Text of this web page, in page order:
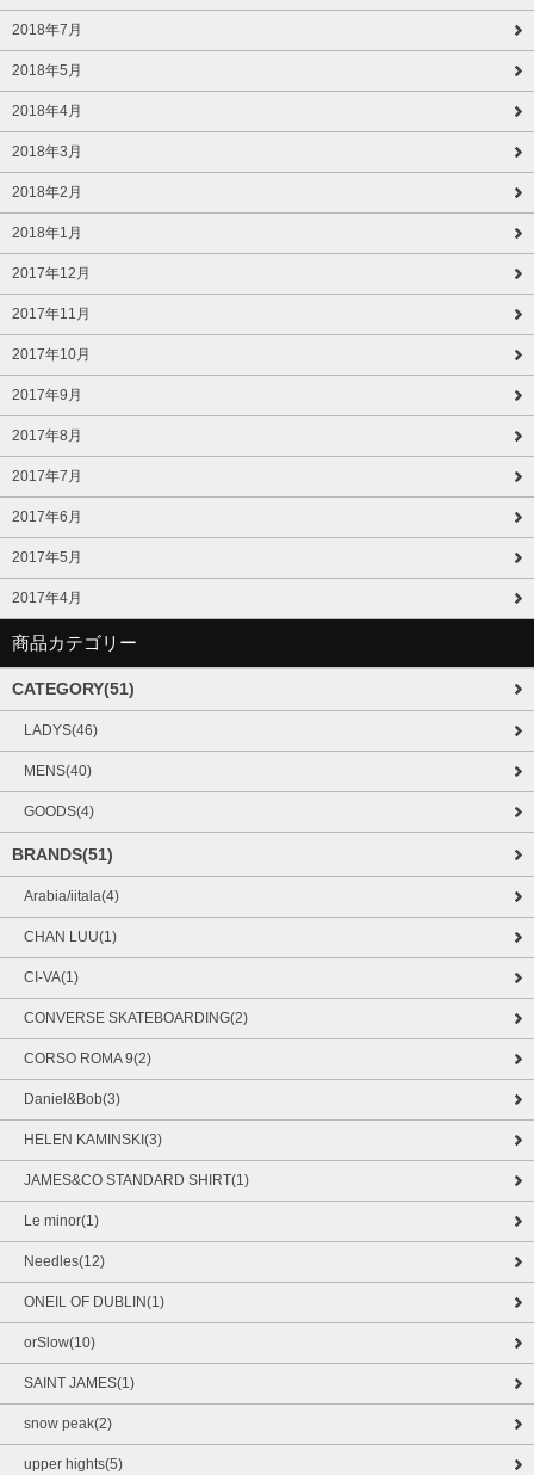
2018年7月
2018年5月
2018年4月
2018年3月
2018年2月
2018年1月
2017年12月
2017年11月
2017年10月
2017年9月
2017年8月
2017年7月
2017年6月
2017年5月
2017年4月
商品カテゴリー
CATEGORY(51)
LADYS(46)
MENS(40)
GOODS(4)
BRANDS(51)
Arabia/iitala(4)
CHAN LUU(1)
CI-VA(1)
CONVERSE SKATEBOARDING(2)
CORSO ROMA 9(2)
Daniel&Bob(3)
HELEN KAMINSKI(3)
JAMES&CO STANDARD SHIRT(1)
Le minor(1)
Needles(12)
ONEIL OF DUBLIN(1)
orSlow(10)
SAINT JAMES(1)
snow peak(2)
upper hights(5)